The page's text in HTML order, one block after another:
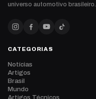
universo automotivo brasileiro.
CATEGORIAS
Notícias
Artigos
Brasil
Mundo
Artigos Técnicos